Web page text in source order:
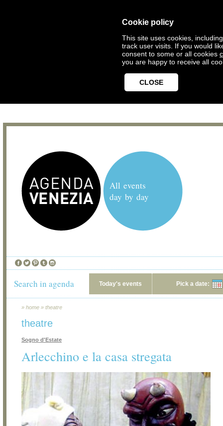
Cookie policy
This site uses cookies,
track user visits. If you would
consent to some or all cookies
you are happy to receive all
CLOSE
All events
day by day
Search in agenda Today's events Pick a date:
» home » theatre
theatre
Sogno d'Estate
Arlecchino e la casa stregata